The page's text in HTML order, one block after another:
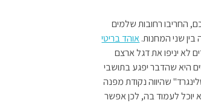
החריבו רחובות שלמים
שני המחנות.אוהד בריטי
לא יניפו את דגל ארצם
היא שהדבר יפגע בתושבי
שהיווה נקודת מפנה
יוכל לעמוד בה, לכן אפשר